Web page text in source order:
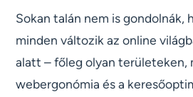
Sokan talán nem is gondolnák,
minden változik az online
alatt – főleg olyan területeken,
webergonómia és a